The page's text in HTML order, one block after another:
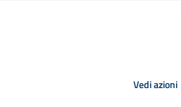
Vedi azioni